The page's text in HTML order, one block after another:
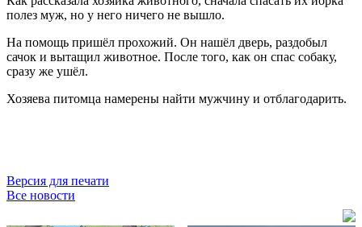
полез муж, но у него ничего не вышло.
На помощь пришёл прохожий. Он нашёл дверь, раздобыл
сачок и вытащил животное. После того, как он спас собаку,
сразу же ушёл.
Хозяева питомца намерены найти мужчину и отблагодарить.
Версия для печати
Все новости